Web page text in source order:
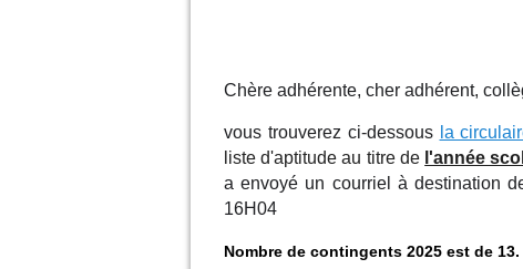
Chère adhérente, cher adhérent,
vous trouverez ci-dessous la
liste d'aptitude au titre de l'année
a envoyé un courriel à destination
16H04
Nombre de contingents 2025 est de 13.